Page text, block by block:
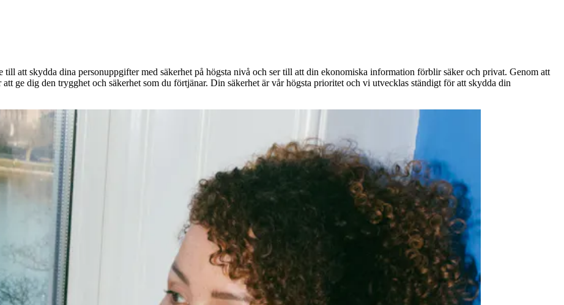
att skydda dina personuppgifter med säkerhet på högsta nivå och ser till att din ekonomiska information förblir säker och privat. Genom att
ge dig den trygghet och säkerhet som du förtjänar. Din säkerhet är vår högsta prioritet och vi utvecklas ständigt för att skydda din